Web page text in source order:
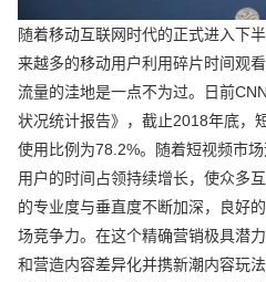
随着移动互联网时代的正式进入下
来越多的移动用户利用碎片时间观
流量的洼地是一点不为过。日前
状况统计报告》，截止2018年底，
使用比例为78.2%。随着短视频市
用户的时间占领持续增长，使众多
的专业度与垂直度不断加深，良好
场竞争力。在这个精确营销极具潜
和营造内容差异化并携新潮内容玩